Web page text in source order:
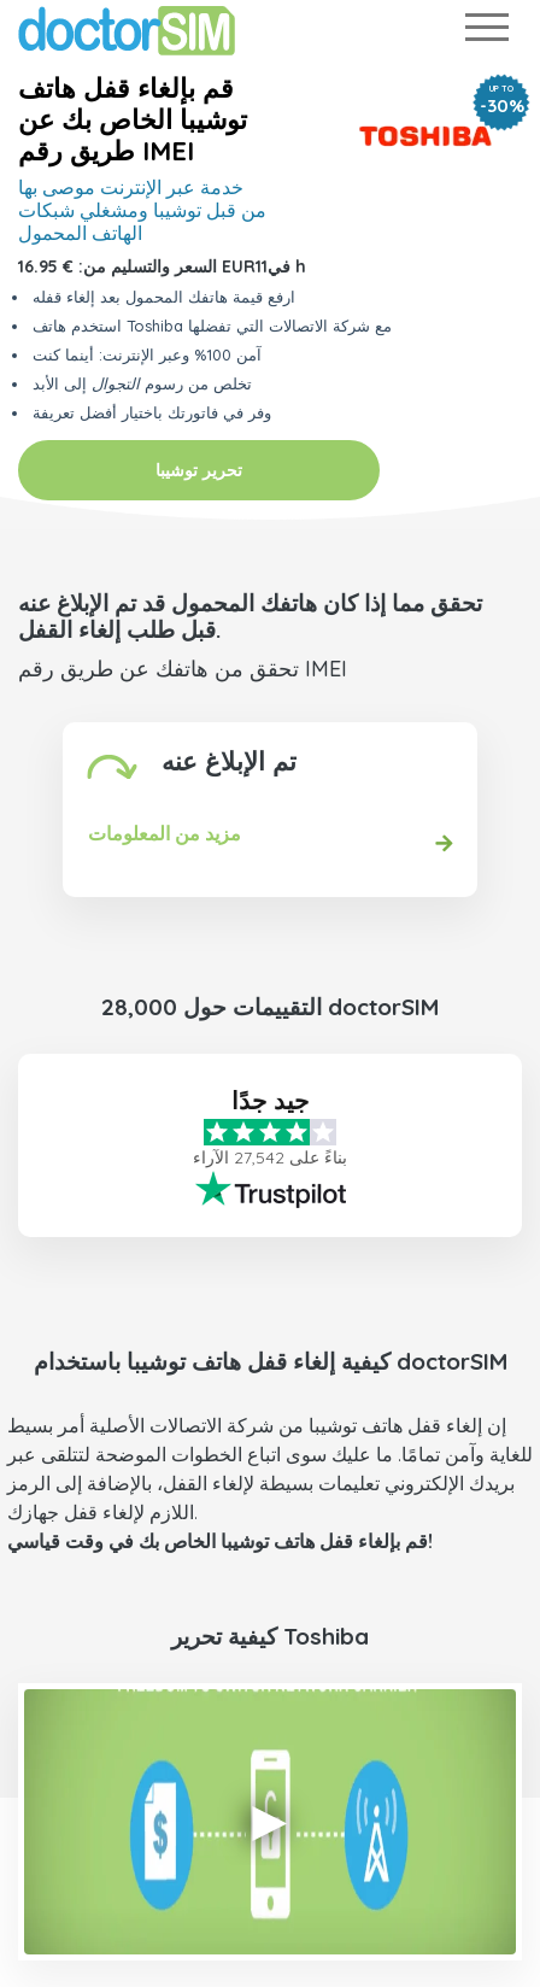
UP TO
-30%
قم بإلغاء قفل هاتف
توشيبا الخاص بك عن
طريق رقم IMEI
خدمة عبر الإنترنت موصى بها
من قبل توشيبا ومشغلي شبكات
الهاتف المحمول
السعر والتسليم من: € 16.95 EUR في 11 h
ارفع قيمة هاتفك المحمول بعد إلغاء قفله
استخدم هاتف Toshiba مع شركة الاتصالات التي تفضلها
آمن 100% وعبر الإنترنت: أينما كنت
تخلص من رسومالتجوال إلى الأبد
وفر في فاتورتك باختيار أفضل تعريفة
تحرير توشيبا
تحقق مما إذا كان هاتفك المحمول قد تم الإبلاغ عنه
قبل طلب إلغاء القفل.
تحقق من هاتفك عن طريق رقم IMEI
تم الإبلاغ عنه
مزيد من المعلومات
28,000 التقييمات حول doctorSIM
جيد جدًا
بناءً على 27,542 الآراء
كيفية إلغاء قفل هاتفتوشيبا باستخدام doctorSIM
إن إلغاء قفل هاتف توشيبا من شركة الاتصالات الأصلية أمر بسيط
للغاية وآمن تمامًا. ما عليك سوى اتباع الخطوات الموضحة لتتلقى عبر
بريدك الإلكتروني تعليمات بسيطة لإلغاء القفل، بالإضافة إلى الرمز
اللازم لإلغاء قفل جهازك.
قم بإلغاء قفل هاتف توشيبا الخاص بك في وقت قياسي!
كيفية تحرير Toshiba